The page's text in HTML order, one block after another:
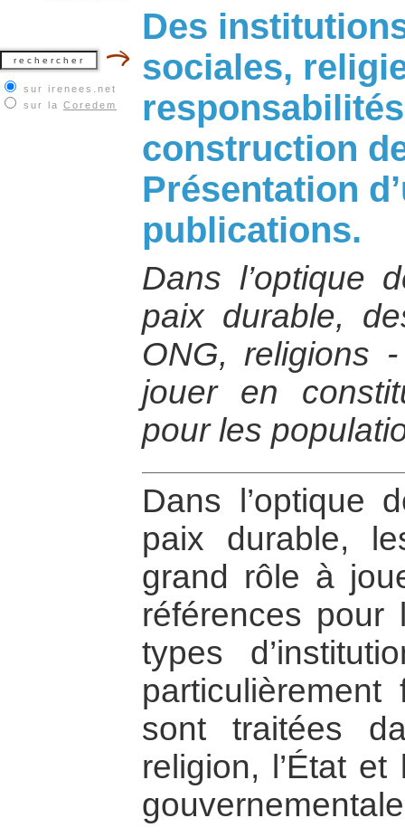
sur irenees.net
sur la Coredem
Des
sociales,
construction
Présentation
publications.
Dans l’optique
paix durable,
ONG, religions
jouer en
pour les
Dans l’optique
paix durable,
grand rôle à
références pour
types
sont traitées
religion, l’État